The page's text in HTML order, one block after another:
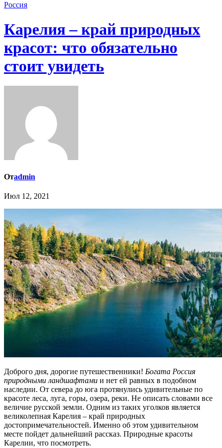
Россия
Карелия – край природных
красот: что обязательно
стоит увидеть
Отadmin
Июл 12, 2021
Доброго дня, дорогие путешественники! Богата Россия
природными ландшафтами и нет ей равных в подобном
наследии. От севера до юга протянулись удивительные по
красоте леса, луга, горы, озера, реки. Не описать словами все
величие русской земли. Одним из таких уголков является
великолепная Карелия – край природных
достопримечательностей. Именно об этом удивительном
месте пойдет дальнейший рассказ. Природные красоты
Карелии, что посмотреть.